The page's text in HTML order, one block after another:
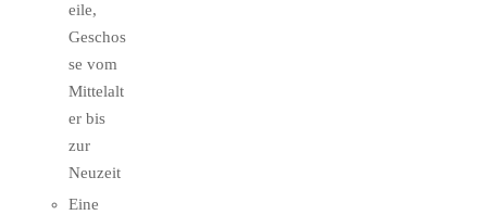
eile,
Geschos
se vom
Mittelalt
er bis
zur
Neuzeit
Eine